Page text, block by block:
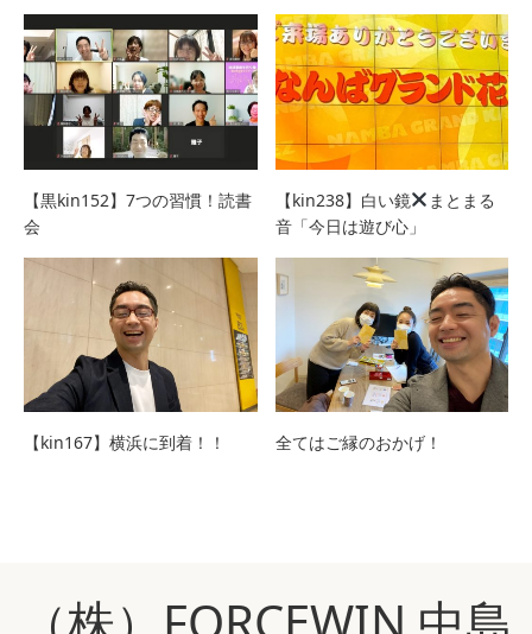
【黒kin152】7つの習慣！読書
会
【kin238】白い鏡
まとまる
音「今日は遊び心」
【kin167】横浜に到着！！ 全てはご縁のおかげ！